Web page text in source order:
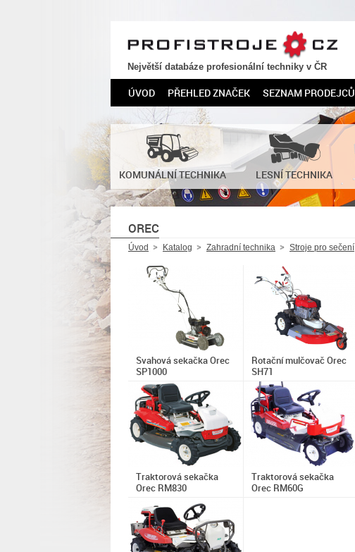
PROFISTROJE.CZ
Největší databáze profesionální techniky v ČR
ÚVOD PŘEHLED ZNAČEK SEZNAM PRODEJCŮ
KOMUNÁLNÍ TECHNIKA LESNÍ TECHNIKA
OREC
Úvod Katalog Zahradní technika Stroje pro sečení
Svahová sekačka Orec
SP1000
Rotační mulčovač Orec
SH71
Traktorová sekačka
Orec RM830
Traktorová sekačka
Orec RM60G